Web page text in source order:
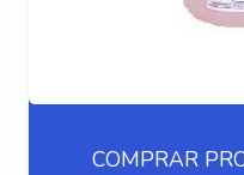
COMPRAR